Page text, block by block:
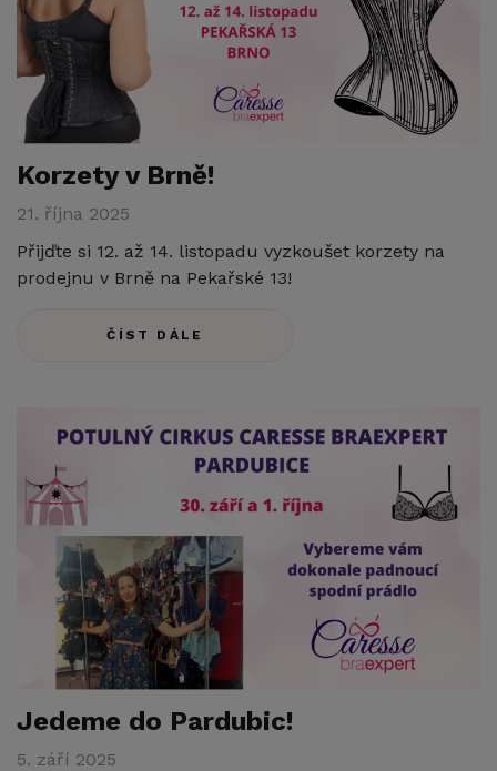
Korzety v Brně!
21. října 2025
Přijďte si 12. až 14. listopadu vyzkoušet korzety na
prodejnu v Brně na Pekařské 13!
ČÍST DÁLE
Jedeme do Pardubic!
5. září 2025